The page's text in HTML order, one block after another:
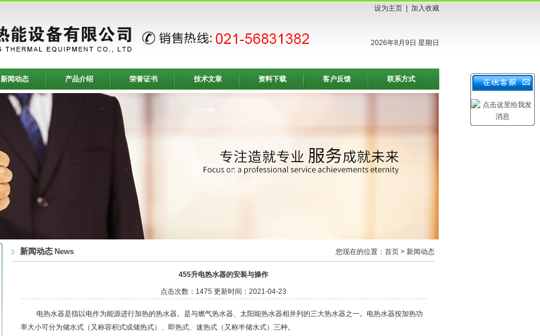
设为主页 加入收藏
2026年8月9日 星期日
新闻动态 产品介绍 荣誉证书 技术文章 资料下载 客户反馈 联系方式
新闻动态 News 您现在的位置： 首页 > 新闻动态
455升电热水器的安装与操作
点击次数：1475 更新时间：2021-04-23
电热水器是指以电作为能源进行加热的热水器。是与燃气热水器、太阳能热水器相并列的三大热水器之一。电热水器按加热功
率大小可分为储水式（又称容积式或储热式）、即热式、速热式（又称半储水式）三种。